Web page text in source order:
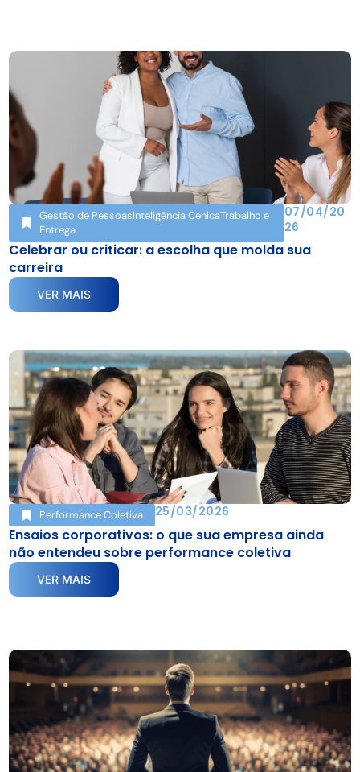
Gestão de PessoasInteligência CenicaTrabalho e
Entrega
07/04/20
26
Celebrar ou criticar: a escolha que molda sua
carreira
VER MAIS
Performance Coletiva 25/03/2026
Ensaios corporativos: o que sua empresa ainda
não entendeu sobre performance coletiva
VER MAIS